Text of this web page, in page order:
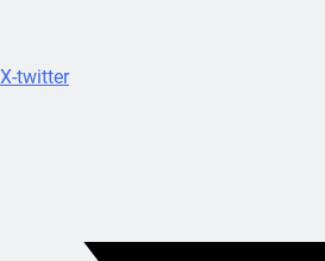
X-twitter